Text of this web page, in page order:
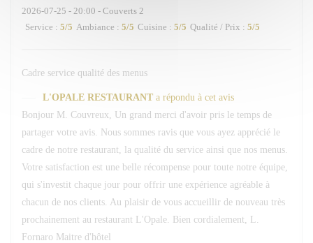
2026-07-25 - 20:00 - Couverts 2
Service : 5/5 Ambiance : 5/5 Cuisine : 5/5 Qualité / Prix : 5/5
Cadre service qualité des menus
L'OPALE RESTAURANT a répondu à cet avis
Bonjour M. Couvreux, Un grand merci d'avoir pris le temps de
partager votre avis. Nous sommes ravis que vous ayez apprécié le
cadre de notre restaurant, la qualité du service ainsi que nos menus.
Votre satisfaction est une belle récompense pour toute notre équipe,
qui s'investit chaque jour pour offrir une expérience agréable à
chacun de nos clients. Au plaisir de vous accueillir de nouveau très
prochainement au restaurant L'Opale. Bien cordialement, L.
Fornaro Maitre d'hôtel